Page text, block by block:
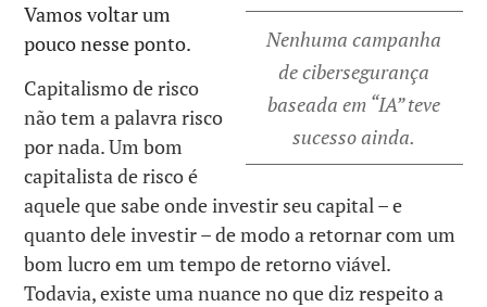
Nenhuma campanha
de cibersegurança
baseada em “IA” teve
sucesso ainda.
Vamos voltar um
pouco nesse ponto.
Capitalismo de risco
não tem a palavra risco
por nada. Um bom
capitalista de risco é
aquele que sabe onde investir seu capital – e
quanto dele investir – de modo a retornar com um
bom lucro em um tempo de retorno viável.
Todavia, existe uma nuance no que diz respeito a